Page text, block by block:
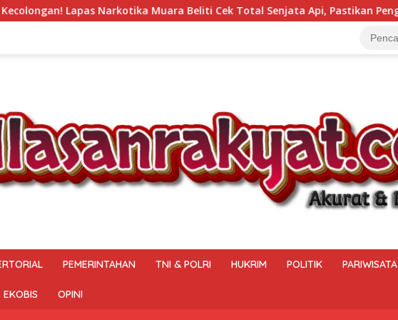
Beliti Cek Total Senjata Api, Pastikan Pengamanan Selalu Siaga 24 Jam
PEMERINTAHAN TNI & POLRI HUKRIM POLITIK PARIWISATA
EKOBIS OPINI